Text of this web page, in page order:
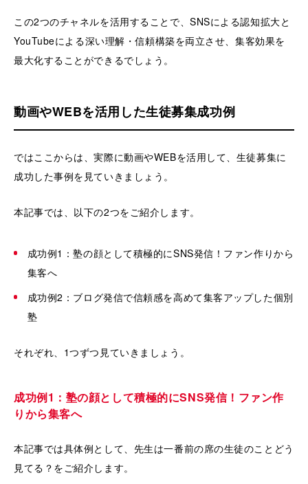
この2つのチャネルを活用することで、SNSによる認知拡大と
YouTubeによる深い理解・信頼構築を両立させ、集客効果を
最大化することができるでしょう。
動画やWEBを活用した生徒募集成功例
ではここからは、実際に動画やWEBを活用して、生徒募集に
成功した事例を見ていきましょう。
本記事では、以下の2つをご紹介します。
成功例1：塾の顔として積極的にSNS発信！ファン作りから
集客へ
成功例2：ブログ発信で信頼感を高めて集客アップした個別
塾
それぞれ、1つずつ見ていきましょう。
成功例1：塾の顔として積極的にSNS発信！ファン作
りから集客へ
本記事では具体例として、先生は一番前の席の生徒のことどう
見てる？をご紹介します。